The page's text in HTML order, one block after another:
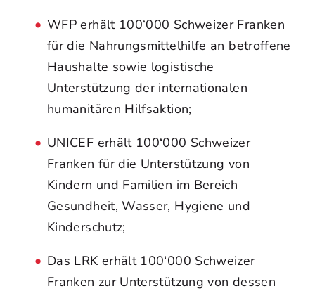
WFP erhält 100‘000 Schweizer Franken
für die Nahrungsmittelhilfe an betroffene
Haushalte sowie logistische
Unterstützung der internationalen
humanitären Hilfsaktion;
UNICEF erhält 100‘000 Schweizer
Franken für die Unterstützung von
Kindern und Familien im Bereich
Gesundheit, Wasser, Hygiene und
Kinderschutz;
Das LRK erhält 100‘000 Schweizer
Franken zur Unterstützung von dessen